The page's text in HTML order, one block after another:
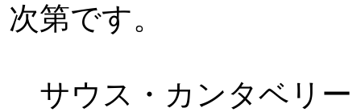
次第です。
サウス・カンタベリー